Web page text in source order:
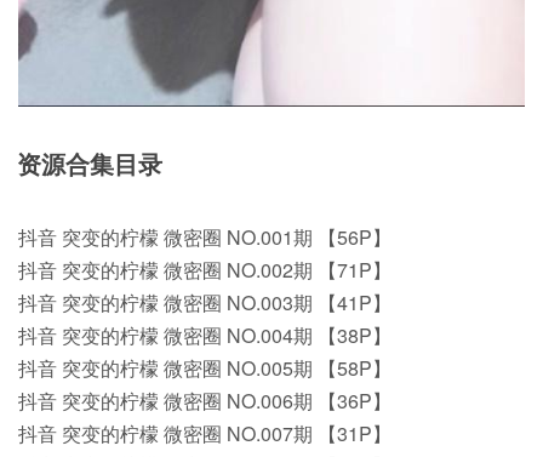
资源合集目录
抖音 突变的柠檬 微密圈 NO.001期 【56P】
抖音 突变的柠檬 微密圈 NO.002期 【71P】
抖音 突变的柠檬 微密圈 NO.003期 【41P】
抖音 突变的柠檬 微密圈 NO.004期 【38P】
抖音 突变的柠檬 微密圈 NO.005期 【58P】
抖音 突变的柠檬 微密圈 NO.006期 【36P】
抖音 突变的柠檬 微密圈 NO.007期 【31P】